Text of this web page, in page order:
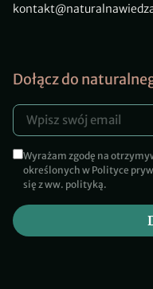
Dołącz do
Wyrażam zgodę na
określonych w Polityce
się z ww. polityką.